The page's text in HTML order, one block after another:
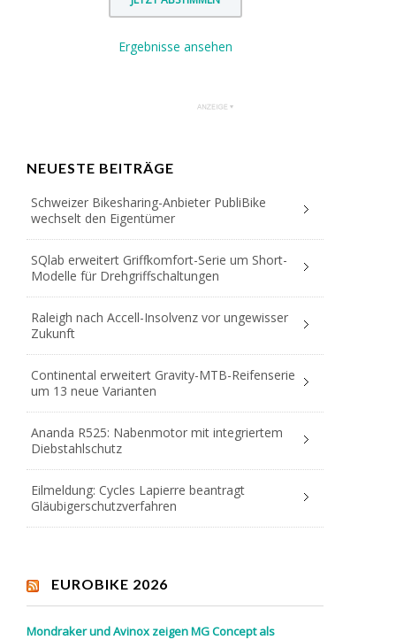
Ergebnisse ansehen
NEUESTE BEITRÄGE
Schweizer Bikesharing-Anbieter PubliBike
wechselt den Eigentümer
SQlab erweitert Griffkomfort-Serie um Short-
Modelle für Drehgriffschaltungen
Raleigh nach Accell-Insolvenz vor ungewisser
Zukunft
Continental erweitert Gravity-MTB-Reifenserie
um 13 neue Varianten
Ananda R525: Nabenmotor mit integriertem
Diebstahlschutz
Eilmeldung: Cycles Lapierre beantragt
Gläubigerschutzverfahren
EUROBIKE 2026
Mondraker und Avinox zeigen MG Concept als